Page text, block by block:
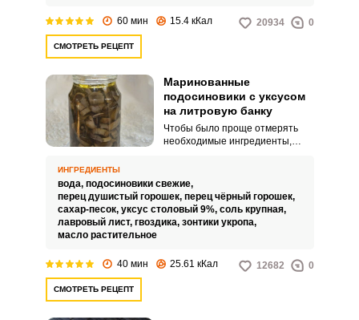
60 мин 15.4 кКал 20934 0
СМОТРЕТЬ РЕЦЕПТ
Маринованные
подосиновики с уксусом
на литровую банку
Чтобы было проще отмерять
необходимые ингредиенты,
предлагаем с расчетом на
литровую банку. В этой таре
удобно заготавливать грибы, а
также и хранить их после
ИНГРЕДИЕНТЫ
вода, подосиновики свежие,
перец душистый горошек, перец чёрный горошек,
сахар-песок, уксус столовый 9%, соль крупная,
лавровый лист, гвоздика, зонтики укропа,
масло растительное
40 мин 25.61 кКал 12682 0
СМОТРЕТЬ РЕЦЕПТ